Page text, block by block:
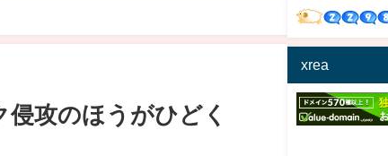
攻のほうがひどく
xrea